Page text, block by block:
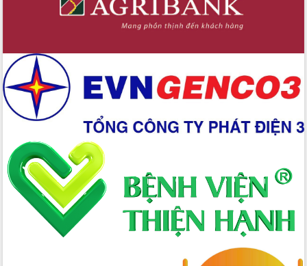
Hồ Thị Nguyên Thảo làm việc tại Trung
tâm Phục vụ hành chính công xã Ea
hành cùng nông dân dân, doanh nghiệp
Giai đoạn 2026-2030, Đắk Lắk phấn
đấu có 77% xã đạt chuẩn nông thôn
mới
Chuyển đổi số 'mở đường' cho nông
nghiệp Đắk Lắk tăng trưởng bứt phá
Triển khai đồng bộ đo đạc, lập hồ sơ
địa chính, hoàn thiện cơ sở dữ liệu đất
đai
Ứng dụng sinh trắc học - Bước tiến
trong hành trình chuyển đổi số tại Đắk